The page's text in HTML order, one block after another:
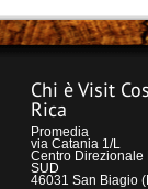
Chi è Visit
Rica
Promedia
via Catania 1/L
Centro Direzionale
SUD
46031 San Biagio